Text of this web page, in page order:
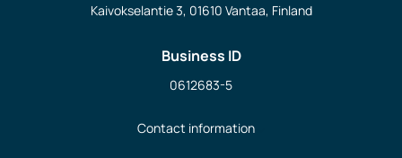
Kaivokselantie 3, 01610 Vantaa, Finland
Business ID
0612683-5
Contact information